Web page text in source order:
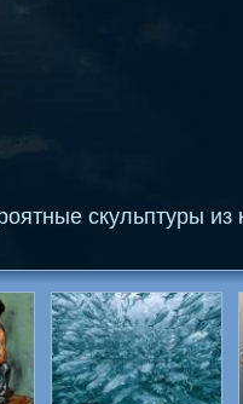
скульптуры